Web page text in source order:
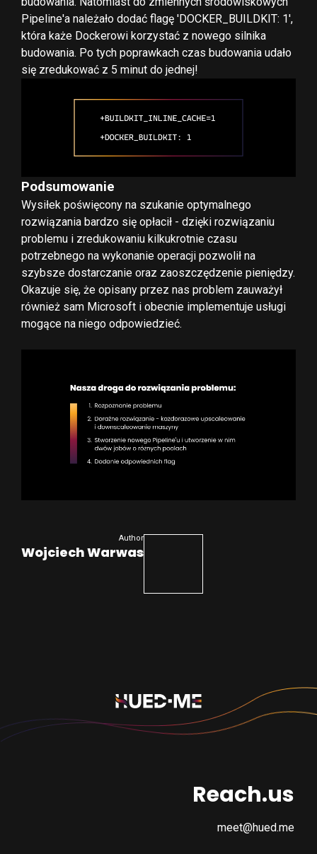
Pipeline'a należało dodać flagę 'DOCKER_BUILDKIT: 1',
która każe Dockerowi korzystać z nowego silnika
budowania. Po tych poprawkach czas budowania udało
się zredukować z 5 minut do jednej!
Podsumowanie
Wysiłek poświęcony na szukanie optymalnego
rozwiązania bardzo się opłacił - dzięki rozwiązaniu
problemu i zredukowaniu kilkukrotnie czasu
potrzebnego na wykonanie operacji pozwolił na
szybsze dostarczanie oraz zaoszczędzenie pieniędzy.
Okazuje się, że opisany przez nas problem zauważył
również sam Microsoft i obecnie implementuje usługi
mogące na niego odpowiedzieć.
Author
Wojciech Warwas
Reach.us
meet@hued.me